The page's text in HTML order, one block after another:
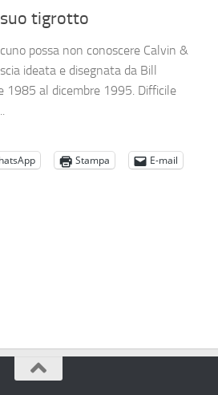
tigrotto
possa non conoscere Calvin &
ideata e disegnata da Bill
1985 al dicembre 1995. Difficile
Stampa
E-mail